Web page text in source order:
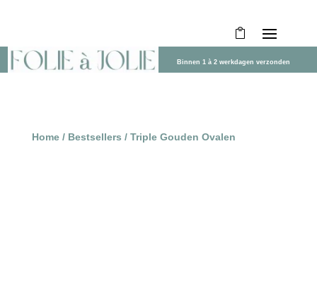
Binnen 1 à 2 werkdagen verzonden
Home/ Bestsellers / Triple Gouden Ovalen